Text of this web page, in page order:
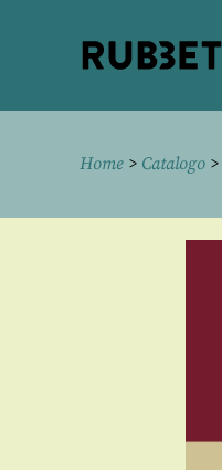
Home > Catalogo >